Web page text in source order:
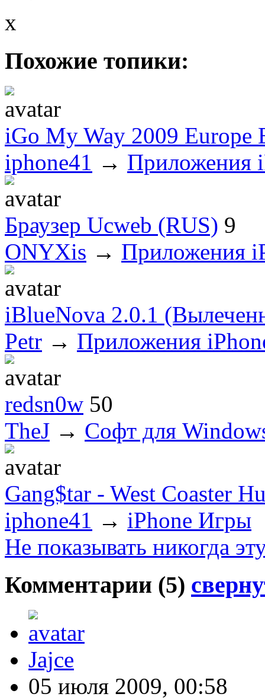
x
Похожие топики:
iGo My Way 2009 Europe
iphone41 → Приложения
Браузер Ucweb (RUS) 9
ONYXis → Приложения
iBlueNova 2.0.1
Petr → Приложения
redsn0w 50
TheJ → Софт для
Gang$tar - West Coaster
iphone41 → iPhone Игры
Не показывать никогда
Комментарии (5)
Jajce
05 июля 2009, 00:58